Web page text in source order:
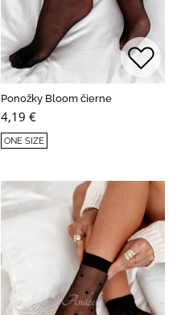
Ponožky Bloom čierne
4,19 €
ONE SIZE